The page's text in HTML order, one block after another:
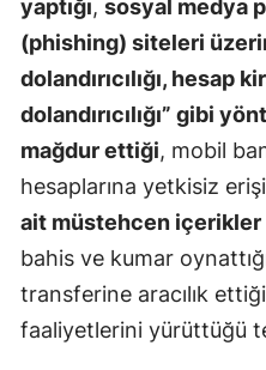
yaptığı, sosyal medya
(phishing) siteleri
dolandırıcılığı, hesap
dolandırıcılığı” gibi
mağdur ettiği, mobil
hesaplarına yetkisiz
ait müstehcen
bahis ve kumar
transferine aracılık
faaliyetlerini yürüttüğü